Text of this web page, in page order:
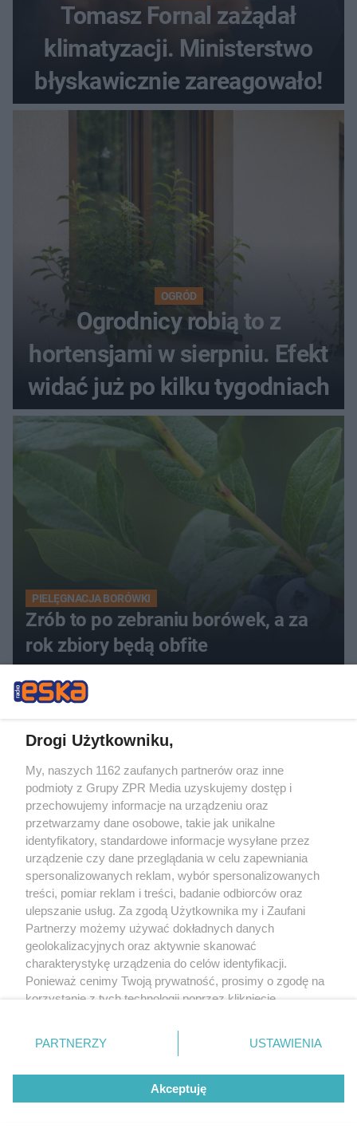
Tomasz Fornal zażądał
klimatyzacji. Ministerstwo
błyskawicznie zareagowało!
OGRÓD
Ogrodnicy robią to z
hortensjami w sierpniu. Efekt
widać już po kilku tygodniach
PIELĘGNACJA BORÓWKI
Zrób to po zebraniu borówek, a za
rok zbiory będą obfite
QUIZ
Quiz - szkoła w czasach PRL-u.
Młodzież nie ma szans
RODZINA LEWANDOWSKICH
Anna Lewandowska dołączyła do
Drogi Użytkowniku,
My, naszych 1162 zaufanych partnerów oraz inne
podmioty z Grupy ZPR Media uzyskujemy dostęp i
przechowujemy informacje na urządzeniu oraz
przetwarzamy dane osobowe, takie jak unikalne
identyfikatory, standardowe informacje wysyłane przez
urządzenie czy dane przeglądania w celu zapewniania
spersonalizowanych reklam, wybór spersonalizowanych
treści, pomiar reklam i treści, badanie odbiorców oraz
ulepszanie usług. Za zgodą Użytkownika my i Zaufani
Partnerzy możemy używać dokładnych danych
geolokalizacyjnych oraz aktywnie skanować
charakterystykę urządzenia do celów identyfikacji.
Ponieważ cenimy Twoją prywatność, prosimy o zgodę na
korzystanie z tych technologii poprzez kliknięcie
zmienić/wycofać klikając przycisk ustawień prywatności
znajdujący się w lewym dolnym rogu strony
rodzaje przetwarzania danych nie wymagają zgody
użytkownika, ale masz prawo sprzeciwić się takiemu
przetwarzaniu. Preferencje będą miały zastosowanie tylko
PARTNERZY USTAWIENIA
Akceptuję